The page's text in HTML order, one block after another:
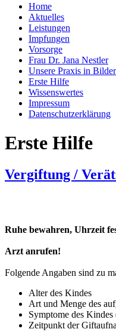
Home
Aktuelles
Leistungen
Impfungen
Vorsorge
Frau Dr. Jana Nestler
Unsere Praxis in
Erste Hilfe
Wissenswertes
Impressum
Datenschutzerklärung
Erste Hilfe
Vergiftung /
Ruhe bewahren, Uhrzeit
Arzt anrufen!
Folgende Angaben sind zu
Alter des Kindes
Art und Menge des
Symptome des
Zeitpunkt der